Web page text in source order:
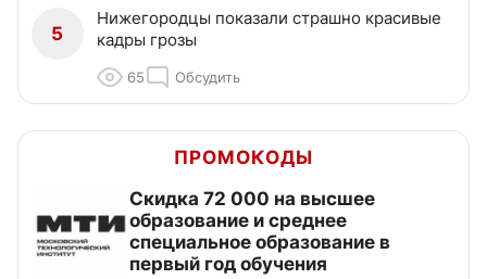
5
Нижегородцы показали страшно красивые
кадры грозы
65 Обсудить
ПРОМОКОДЫ
Скидка 72 000 на высшее
образование и среднее
специальное образование в
первый год обучения